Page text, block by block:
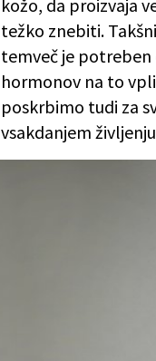
kožo, da proizvaja
težko znebiti.
temveč je
hormonov na to
poskrbimo tudi za
vsakdanjem